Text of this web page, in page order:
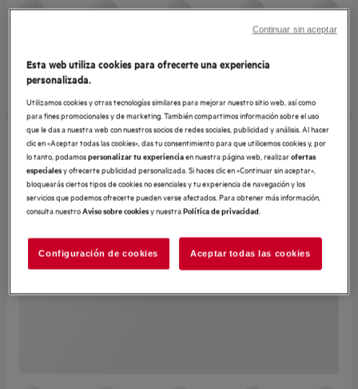
Esta web utiliza cookies para ofrecerte una experiencia
personalizada.
Utilizamos cookies y otras tecnologías similares para mejorar nuestro sitio web, así como
para fines promocionales y de marketing. También compartimos información sobre el uso
que le das a nuestra web con nuestros socios de redes sociales, publicidad y análisis. Al hacer
clic en «Aceptar todas las cookies», das tu consentimiento para que utilicemos cookies y, por
lo tanto, podamospersonalizar tu experienciaen nuestra página web, realizarofertas
especialesy ofrecerte publicidad personalizada. Si haces clic en «Continuar sin aceptar»,
bloquearás ciertos tipos de cookies no esenciales y tu experiencia de navegación y los
servicios que podemos ofrecerte pueden verse afectados. Para obtener más información,
consulta nuestroAviso sobre cookiesy nuestraPolítica de privacidad.
Configuración de cookies Aceptar todas las cookies
Continuar sin aceptar